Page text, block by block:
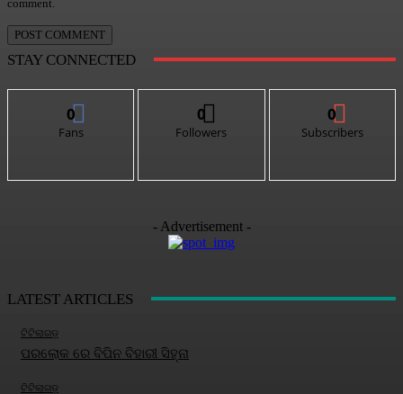
comment.
STAY CONNECTED
0
Fans
0
Followers
0
Subscribers
- Advertisement -
LATEST ARTICLES
ଟିଟିଲାଗଡ଼
ପରଲୋକ ରେ ବିପିନ ବିହାରୀ ସିହ୍ନା
ଟିଟିଲାଗଡ଼